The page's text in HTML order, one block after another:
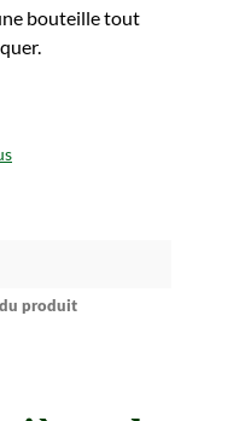
bouteille tout
produit